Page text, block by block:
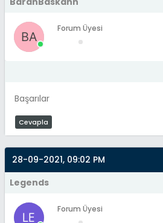
Forum Üyesi
Başarılar
Cevapla
28-09-2021, 09:02 PM
Legends
Forum Üyesi